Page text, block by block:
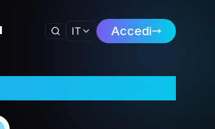
IT Accedi